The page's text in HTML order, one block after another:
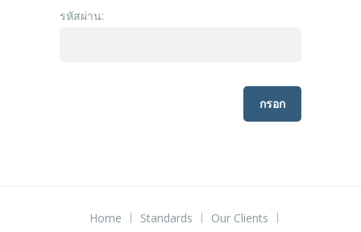
รหัสผ่าน:
Home Standards
Our Clients